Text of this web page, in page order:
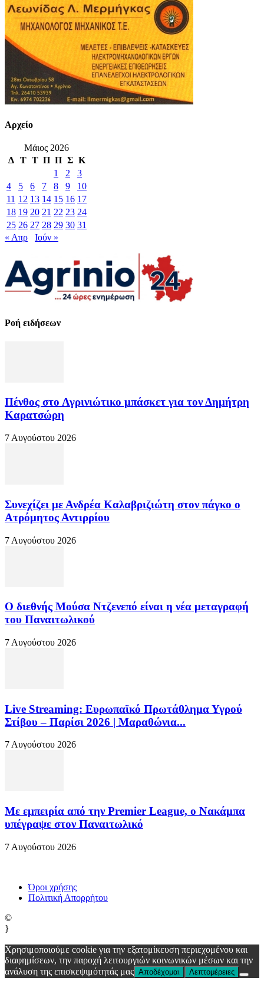
Αρχείο
Μάιος 2026
Δ Τ Τ Π Π Σ Κ
1
2
3
4
5 6 7 8 9
10
11 12 13 14 15 16 17
18 19 20 21 22 23 24
25 26 27 28 29 30 31
« Απρ
Ιούν »
Ροή ειδήσεων
Πένθος στο Αγρινιώτικο μπάσκετ για τον Δημήτρη
Καρατσώρη
7 Αυγούστου 2026
Συνεχίζει με Ανδρέα Καλαβριζιώτη στον πάγκο ο
Ατρόμητος Αντιρρίου
7 Αυγούστου 2026
Ο διεθνής Μούσα Ντζενεπό είναι η νέα μεταγραφή
του Παναιτωλικού
7 Αυγούστου 2026
Live Streaming: Ευρωπαϊκό Πρωτάθλημα Υγρού
Στίβου – Παρίσι 2026 | Μαραθώνια...
7 Αυγούστου 2026
Με εμπειρία από την Premier League, ο Νακάμπα
υπέγραψε στον Παναιτωλικό
7 Αυγούστου 2026
Όροι χρήσης
Πολιτική Απορρήτου
©
}
Χρησιμοποιούμε cookie για την εξατομίκευση περιεχομένου και
διαφημίσεων, την παροχή λειτουργιών κοινωνικών μέσων και την
ανάλυση της επισκεψιμότητάς μας Αποδέχομαι Λεπτομέρειες